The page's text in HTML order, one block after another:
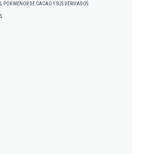
POR MENOR DE CACAO Y SUS DERIVADOS